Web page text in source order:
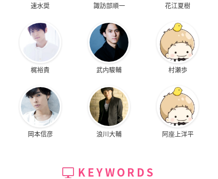
速水奨 諏訪部順一 花江夏樹
梶裕貴 武内駿輔 村瀬歩
岡本信彦 浪川大輔 阿座上洋平
KEYWORDS